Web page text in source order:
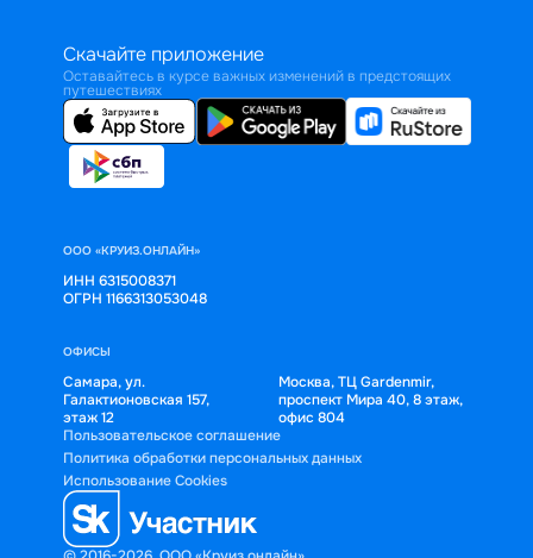
Скачайте приложение
Оставайтесь в курсе важных изменений в предстоящих
путешествиях
ООО «КРУИЗ.ОНЛАЙН»
ИНН 6315008371
ОГРН 1166313053048
ОФИСЫ
Самара, ул.
Галактионовская 157,
этаж 12
Москва, ТЦ Gardenmir,
проспект Мира 40, 8 этаж,
офис 804
Пользовательское соглашение
Политика обработки персональных данных
Использование Cookies